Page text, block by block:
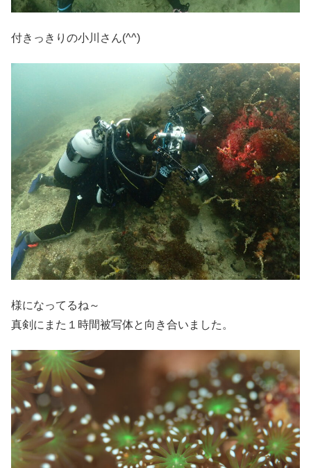
付きっきりの小川さん(^^)
様になってるね～
真剣にまた１時間被写体と向き合いました。